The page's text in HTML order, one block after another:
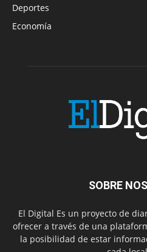
Deportes
Economía
SOBRE
El Digital Es un proyecto de
ofrecer a través de una
la posibilidad de estar